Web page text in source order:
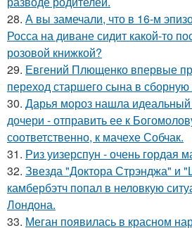
28. А вы замечали, что в 16-м
Росса на диване сидит какой-то
розовой книжкой?
29. Евгений Плющенко впервые
переход старшего сына в
30. Дарья мороз нашла
дочери - отправить ее к
соответственно, к мачехе Собчак.
31. Риз уизерспун - очень гордая
32. Звезда "Доктора Стрэнджа" и
камбербэтч попал в неловкую
Лондона.
33. Меган появилась в красном